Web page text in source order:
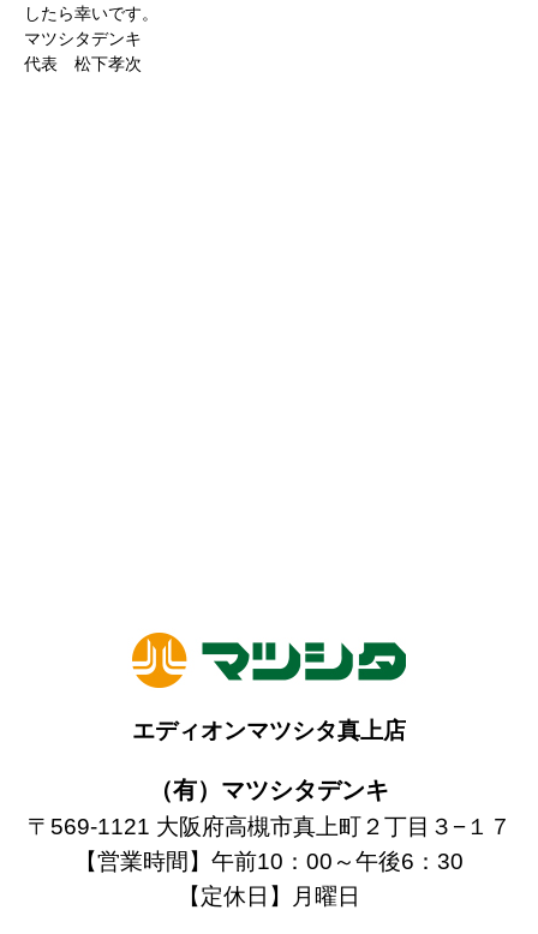
したら幸いです。
マツシタデンキ
代表 松下孝次
エディオンマツシタ真上店
（有）マツシタデンキ
〒569-1121 大阪府高槻市真上町２丁目３−１７
【営業時間】午前10：00～午後6：30
【定休日】月曜日